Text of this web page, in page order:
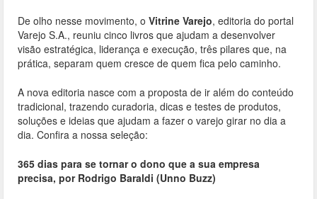
De olho nesse movimento, oVitrine Varejo, editoria do portal
Varejo S.A., reuniu cinco livros que ajudam a desenvolver
visão estratégica, liderança e execução, três pilares que, na
prática, separam quem cresce de quem fica pelo caminho.
A nova editoria nasce com a proposta de ir além do conteúdo
tradicional, trazendo curadoria, dicas e testes de produtos,
soluções e ideias que ajudam a fazer o varejo girar no dia a
dia. Confira a nossa seleção:
365 dias para se tornar o dono que a sua empresa
precisa, por Rodrigo Baraldi (Unno Buzz)